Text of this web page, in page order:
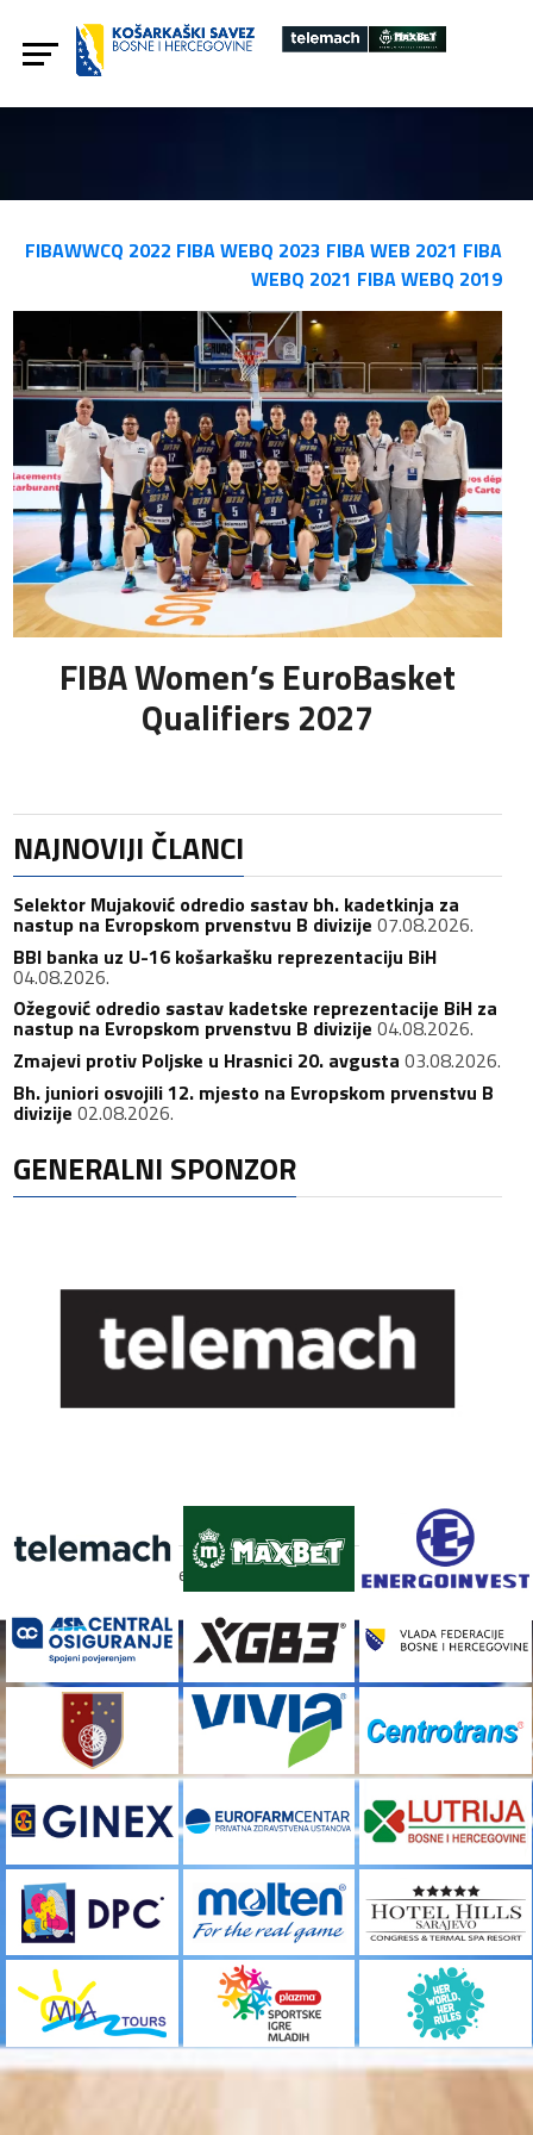
FIBAWWCQ 2022 FIBA WEBQ 2023 FIBA WEB 2021 FIBA
WEBQ 2021 FIBA WEBQ 2019
FIBA Women’s EuroBasket
Qualifiers 2027
NAJNOVIJI ČLANCI
Selektor Mujaković odredio sastav bh. kadetkinja za
nastup na Evropskom prvenstvu B divizije 07.08.2026.
BBI banka uz U-16 košarkašku reprezentaciju BiH
04.08.2026.
Ožegović odredio sastav kadetske reprezentacije BiH za
nastup na Evropskom prvenstvu B divizije 04.08.2026.
Zmajevi protiv Poljske u Hrasnici 20. avgusta 03.08.2026.
Bh. juniori osvojili 12. mjesto na Evropskom prvenstvu B
divizije 02.08.2026.
GENERALNI SPONZOR
[custom-facebook-feed]